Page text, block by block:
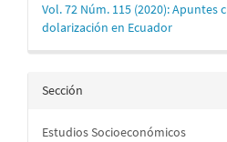
Vol. 72 Núm. 115 (2020): Apuntes
dolarización en Ecuador
Sección
Estudios Socioeconómicos